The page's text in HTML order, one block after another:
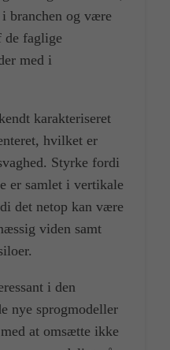
branchen og være
de faglige
med i
karakteriseret
hvilket er
Styrke fordi
er samlet i vertikale
det netop kan være
viden samt
i den
nye sprogmodeller
at omsætte ikke